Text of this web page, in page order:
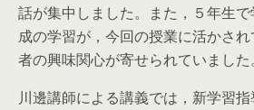
話が集中しました。また，５年生
成の学習が，今回の授業に活かさ
者の興味関心が寄せられていました。
川邊講師による講義では，新学習